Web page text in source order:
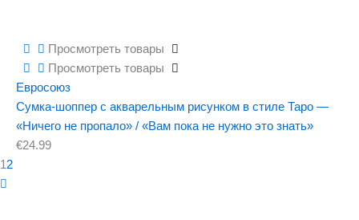
Просмотреть товары
Просмотреть товары
Евросоюз
Сумка-шоппер с акварельным рисунком в стиле Таро —
«Ничего не пропало» / «Вам пока не нужно это знать»
€24.99
1 2